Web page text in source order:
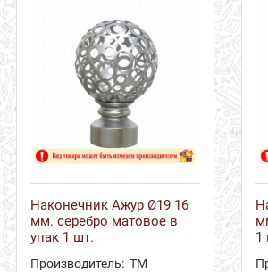
Наконечник Ажур Ø19 16
мм. серебро матовое в
упак 1 шт.
Производитель: ТМ
1